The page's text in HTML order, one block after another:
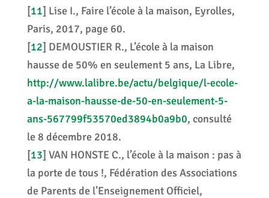
[11] Lise I., Faire l’école à la maison, Eyrolles,
Paris, 2017, page 60.
[12] DEMOUSTIER R., L’école à la maison
hausse de 50% en seulement 5 ans, La Libre,
http://www.lalibre.be/actu/belgique/l-ecole-
a-la-maison-hausse-de-50-en-seulement-5-
ans-567799f53570ed3894b0a9b0, consulté
le 8 décembre 2018.
[13] VAN HONSTE C., l’école à la maison : pas à
la porte de tous !, Fédération des Associations
de Parents de l’Enseignement Officiel,